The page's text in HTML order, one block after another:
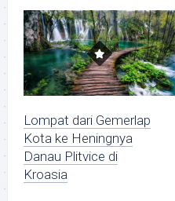
Lompat dari Gemerlap
Kota ke Heningnya
Danau Plitvice di
Kroasia